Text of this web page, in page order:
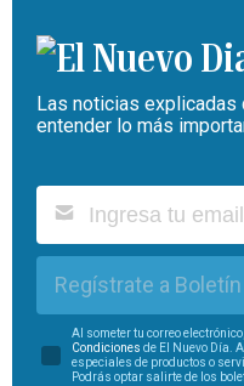
Las noticias
entender lo más
Regístrate a Boletín
Al someter tu correo
Condiciones de El Nuevo Día.
especiales de productos o
Podrás optar salirte de los